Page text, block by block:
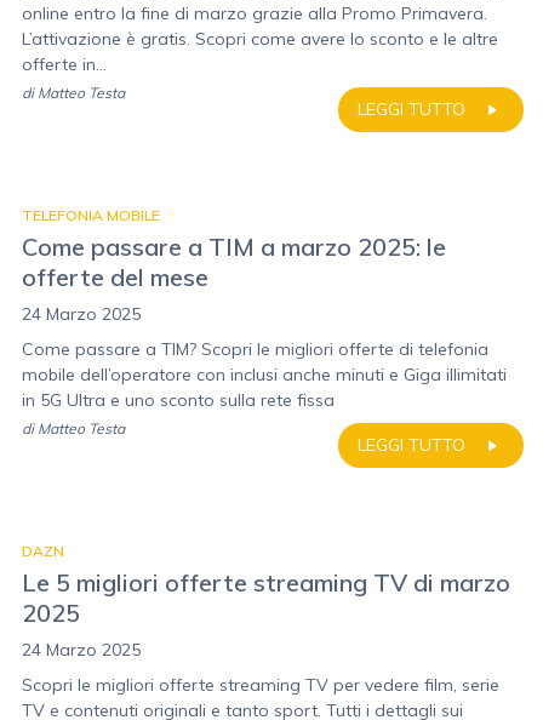
online entro la fine di marzo grazie alla Promo Primavera.
L’attivazione è gratis. Scopri come avere lo sconto e le altre
offerte in...
LEGGI TUTTO
di Matteo Testa
TELEFONIA MOBILE
Come passare a TIM a marzo 2025: le
offerte del mese
24 Marzo 2025
Come passare a TIM? Scopri le migliori offerte di telefonia
mobile dell’operatore con inclusi anche minuti e Giga illimitati
in 5G Ultra e uno sconto sulla rete fissa
LEGGI TUTTO
di Matteo Testa
DAZN
Le 5 migliori offerte streaming TV di marzo
2025
24 Marzo 2025
Scopri le migliori offerte streaming TV per vedere film, serie
TV e contenuti originali e tanto sport. Tutti i dettagli sui